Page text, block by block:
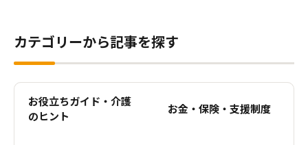
カテゴリーから記事を探す
お役立ちガイド・介護
のヒント
お金・保険・支援制度